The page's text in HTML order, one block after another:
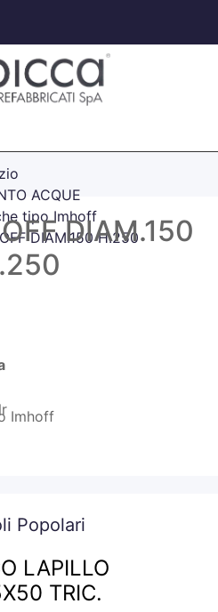
ACQUE
tipo Imhoff
DIAM.150 H.250
DIAM.150
Imhoff
Popolari
LAPILLO
TRIC.